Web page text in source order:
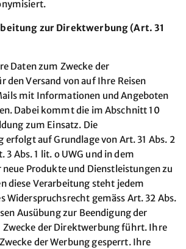
zur Direktwerbung (Art. 31
Daten zum Zwecke der
den Versand von auf Ihre Reisen
mit Informationen und Angeboten
Dabei kommt die im Abschnitt 10
zum Einsatz. Die
erfolgt auf Grundlage von Art. 31 Abs. 2
3 Abs. 1 lit. o UWG und in dem
neue Produkte und Dienstleistungen zu
diese Verarbeitung steht jedem
Widerspruchsrecht gemäss Art. 32 Abs.
Ausübung zur Beendigung der
der Direktwerbung führt. Ihre
der Werbung gesperrt. Ihre